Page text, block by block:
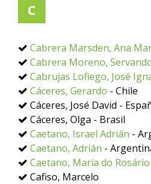
C
Cabrera Marsden, Ana
Cabrera Moreno,
Cabrujas Lofiego, José
Cáceres, Gerardo - Chile
Cáceres, José David -
Cáceres, Olga - Brasil
Caetano, Israel Adrián -
Caetano, Adrián -
Caetano, Maria do Rosário
Cafiso, Marcelo